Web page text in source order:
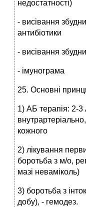
недостатності)
- висівання
антибіотики
- висівання
- імунограма
25. Основні
1) АБ терапія: 2-3
кожного
2) лікування
боротьба з м/о,
мазі неваміколь)
3) боротьба з
добу), - гемодез.